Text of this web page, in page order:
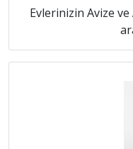
Evlerinizin Avize